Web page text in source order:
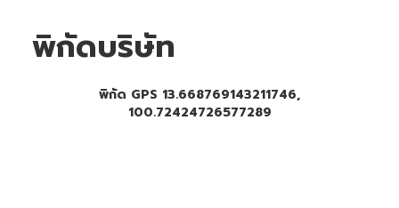
พิกัดบริษัท
พิกัด GPS 13.668769143211746,
100.72424726577289